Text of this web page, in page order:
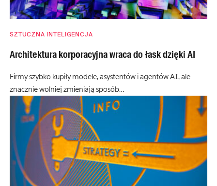
SZTUCZNA INTELIGENCJA
Architektura korporacyjna wraca do łask dzięki AI
Firmy szybko kupiły modele, asystentów i agentów AI, ale
znacznie wolniej zmieniają sposób…